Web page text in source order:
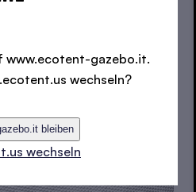
gekennzeichnet, sind
Sortiment feuerhemmend.
www.ecotent-gazebo.it.
wechseln?
bleiben
wechseln